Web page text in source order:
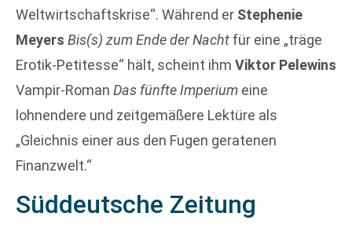
Weltwirtschaftskrise“. Während er Stephenie
Meyers Bis(s) zum Ende der Nacht für eine „träge
Erotik-Petitesse“ hält, scheint ihm Viktor Pelewins
Vampir-Roman Das fünfte Imperium eine
lohnendere und zeitgemäßere Lektüre als
„Gleichnis einer aus den Fugen geratenen
Finanzwelt.“
Süddeutsche Zeitung